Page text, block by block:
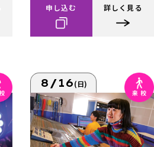
申し込む 詳しく見る
8/16(日)